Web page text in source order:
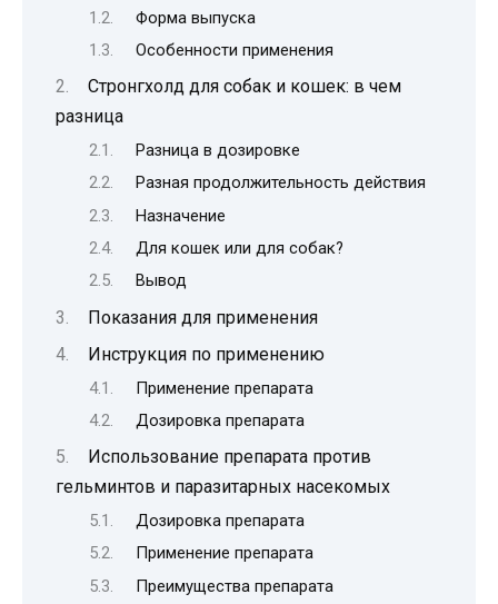
Форма выпуска
Особенности применения
Стронгхолд для собак и кошек: в чем
разница
Разница в дозировке
Разная продолжительность действия
Назначение
Для кошек или для собак?
Вывод
Показания для применения
Инструкция по применению
Применение препарата
Дозировка препарата
Использование препарата против
гельминтов и паразитарных насекомых
Дозировка препарата
Применение препарата
Преимущества препарата